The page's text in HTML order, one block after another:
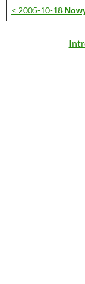
< 2005-10-18